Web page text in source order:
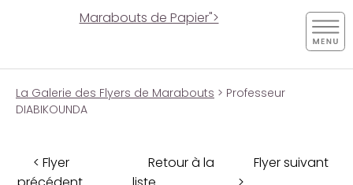
Marabouts de Papier">
La Galerie des Flyers de Marabouts > Professeur
DIABIKOUNDA
< Flyer
Retour à la
Flyer suivant